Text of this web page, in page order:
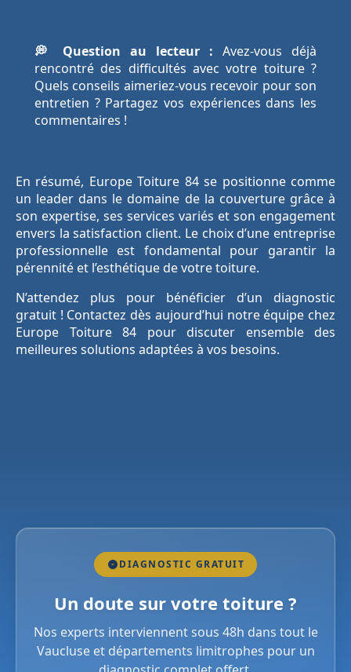
💭 Question au lecteur : Avez-vous déjà
rencontré des difficultés avec votre toiture ?
Quels conseils aimeriez-vous recevoir pour son
entretien ? Partagez vos expériences dans les
commentaires !
En résumé, Europe Toiture 84 se positionne comme
un leader dans le domaine de la couverture grâce à
son expertise, ses services variés et son engagement
envers la satisfaction client. Le choix d’une entreprise
professionnelle est fondamental pour garantir la
pérennité et l’esthétique de votre toiture.
N’attendez plus pour bénéficier d’un diagnostic
gratuit ! Contactez dès aujourd’hui notre équipe chez
Europe Toiture 84 pour discuter ensemble des
meilleures solutions adaptées à vos besoins.
DIAGNOSTIC GRATUIT
Un doute sur votre toiture ?
Nos experts interviennent sous 48h dans tout le
Vaucluse et départements limitrophes pour un